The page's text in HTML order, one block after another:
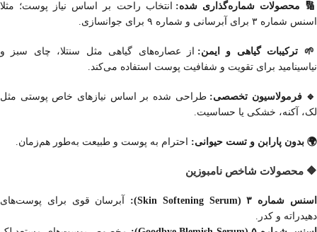
🔢 محصولات شماره‌گذاری شده: انتخاب راحت بر اساس نیاز پوست؛ مثلا
اسنس شماره ۳ برای آبرسانی و شماره ۹ برای جوانسازی.
🌱 ترکیبات گیاهی و ایمن: از عصاره‌های گیاهی مثل سنتلا، چای سبز و
نیاسینامید برای تقویت و شفافیت پوست استفاده می‌کند.
🔹 فرمولاسیون تخصصی: طراحی شده بر اساس نیازهای خاص پوستی مثل
لک، آکنه، خشکی یا حساسیت.
🌍 بدون پارابن و تست حیوانی: احترام به پوست و طبیعت به‌طور هم‌زمان.
🔶 محصولات شاخص نامبوزین
اسنس شماره ۳ (Skin Softening Serum):
آبرسان قوی برای پوست‌های
دهیدراته و کدر.